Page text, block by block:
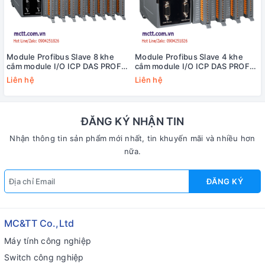
Module Profibus Slave 8 khe
cắm module I/O ICP DAS PROFI-
8855-G CR
Liên hệ
Module Profibus Slave 4 khe
cắm module I/O ICP DAS PROFI-
8455-G CR
Liên hệ
ĐĂNG KÝ NHẬN TIN
Nhận thông tin sản phẩm mới nhất, tin khuyến mãi và nhiều hơn
nữa.
ĐĂNG KÝ
MC&TT Co.,Ltd
Máy tính công nghiệp
Switch công nghiệp